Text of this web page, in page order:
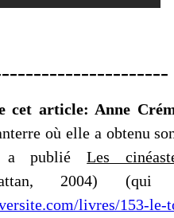
cet article: Anne
où elle a obtenu
a publiéLes
2004)
livres/153-